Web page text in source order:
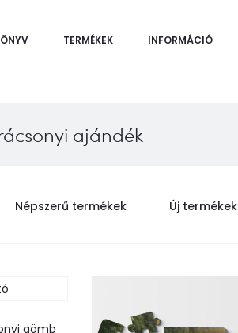
TERMÉKEK
INFORMÁCIÓ
ajándék
Népszerű termékek Új termékek
gömb